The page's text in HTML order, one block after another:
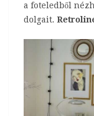
a foteledből
dolgait.